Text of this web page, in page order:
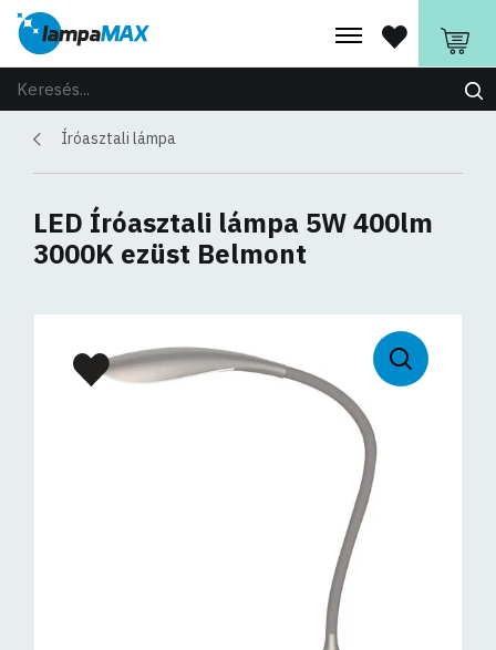
Íróasztali lámpa
LED Íróasztali lámpa 5W 400lm
3000K ezüst Belmont